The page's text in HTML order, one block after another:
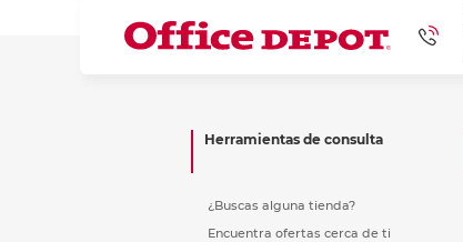
Herramientas de consulta
¿Buscas alguna tienda?
Encuentra ofertas cerca de ti